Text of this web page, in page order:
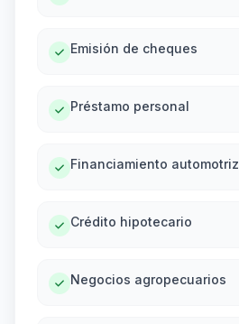
Emisión de cheques
Préstamo personal
Financiamiento automotriz
Crédito hipotecario
Negocios agropecuarios